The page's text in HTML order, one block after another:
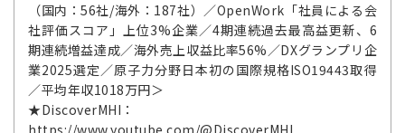
（国内：56社/海外：187社）／OpenWork「社員による会
社評価スコア」上位3%企業／4期連続過去最高益更新、6
期連続増益達成／海外売上収益比率56%／DXグランプリ企
業2025選定／原子力分野日本初の国際規格ISO19443取得
／平均年収1018万円＞
★DiscoverMHI：
https://www.youtube.com/@DiscoverMHI